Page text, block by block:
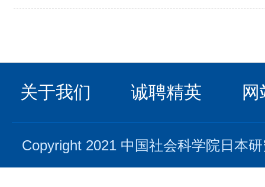
关于我们 诚聘精英
Copyright 2021 中国社会科学院日本